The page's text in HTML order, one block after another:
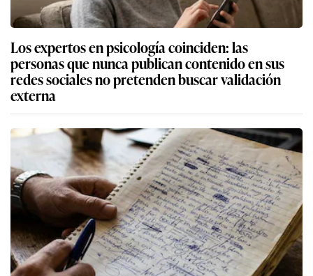
Los expertos en psicología coinciden: las
personas que nunca publican contenido en sus
redes sociales no pretenden buscar validación
externa